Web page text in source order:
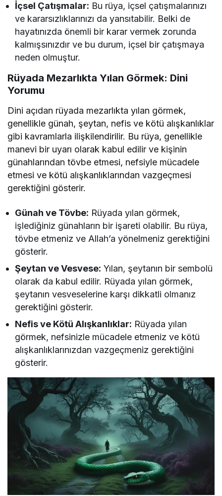
İçsel Çatışmalar: Bu rüya, içsel çatışmalarınızı
ve kararsızlıklarınızı da yansıtabilir. Belki de
hayatınızda önemli bir karar vermek zorunda
kalmışsınızdır ve bu durum, içsel bir çatışmaya
neden olmuştur.
Rüyada Mezarlıkta Yılan Görmek: Dini
Yorumu
Dini açıdan rüyada mezarlıkta yılan görmek,
genellikle günah, şeytan, nefis ve kötü alışkanlıklar
gibi kavramlarla ilişkilendirilir. Bu rüya, genellikle
manevi bir uyarı olarak kabul edilir ve kişinin
günahlarından tövbe etmesi, nefsiyle mücadele
etmesi ve kötü alışkanlıklarından vazgeçmesi
gerektiğini gösterir.
Günah ve Tövbe: Rüyada yılan görmek,
işlediğiniz günahların bir işareti olabilir. Bu rüya,
tövbe etmeniz ve Allah’a yönelmeniz gerektiğini
gösterir.
Şeytan ve Vesvese: Yılan, şeytanın bir sembolü
olarak da kabul edilir. Rüyada yılan görmek,
şeytanın vesveselerine karşı dikkatli olmanız
gerektiğini gösterir.
Nefis ve Kötü Alışkanlıklar: Rüyada yılan
görmek, nefsinizle mücadele etmeniz ve kötü
alışkanlıklarınızdan vazgeçmeniz gerektiğini
gösterir.